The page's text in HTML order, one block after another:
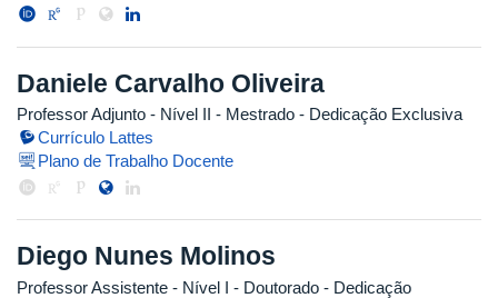
Daniele Carvalho Oliveira
Professor Adjunto - Nível II - Mestrado - Dedicação Exclusiva
Currículo Lattes
Plano de Trabalho Docente
Diego Nunes Molinos
Professor Assistente - Nível I - Doutorado - Dedicação